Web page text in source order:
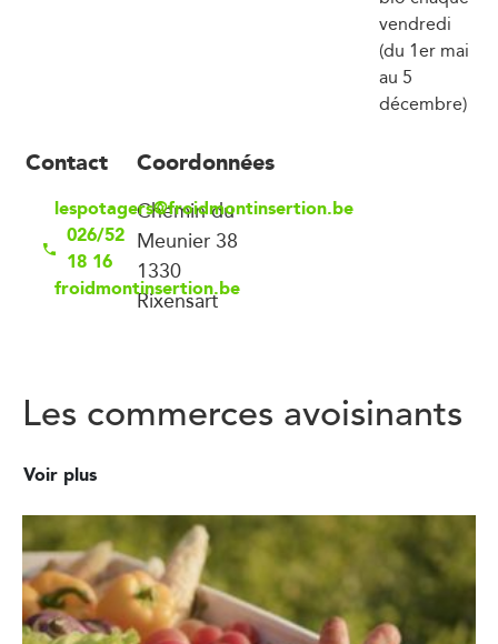
vendredi
(du 1er mai
au 5
décembre)
Contact
lespotagers@froidmontinsertion.be
026/52
18 16
froidmontinsertion.be
Coordonnées
Chemin du
Meunier 38
1330
Rixensart
Les commerces avoisinants
Voir plus